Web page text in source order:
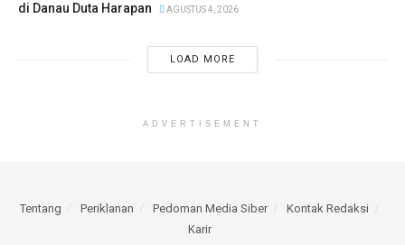
di Danau Duta Harapan
AGUSTUS 4, 2026
LOAD MORE
ADVERTISEMENT
Tentang Periklanan Pedoman Media Siber
Kontak Redaksi
Karir